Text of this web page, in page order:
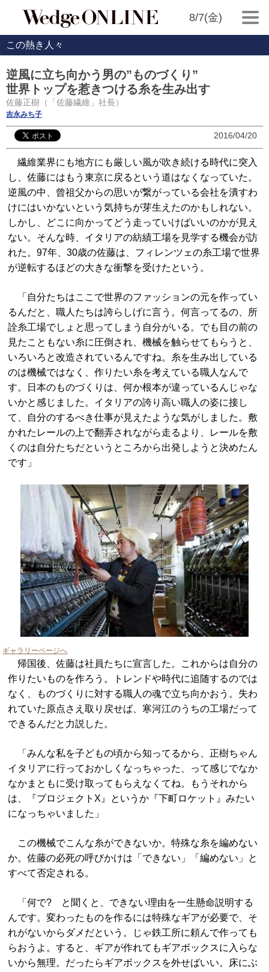
8/7(金)
この熱き人々
逆風に立ち向かう男の”ものづくり”
世界トップを惹きつける糸を生み出す
佐藤正樹（「佐藤繊維」社長）
吉永みち子
2016/04/20
繊維業界にも地方にも厳しい風が吹き続ける時代に突入
し、佐藤にはもう東京に戻るという道はなくなっていた。
逆風の中、曾祖父からの思いが繋がっている会社を潰すわ
けにはいかないという気持ちが芽生えたのかもしれない。
しかし、どこに向かってどう走っていけばいいのかが見え
ない。そんな時、イタリアの紡績工場を見学する機会が訪
れた。97年、30歳の佐藤は、フィレンツェの糸工場で世界
が逆転するほどの大きな衝撃を受けたという。
「自分たちはここで世界のファッションの元を作ってい
るんだと、職人たちは誇らしげに言う。何言ってるの、所
詮糸工場でしょと思ってしまう自分がいる。でも目の前の
見たこともない糸に圧倒され、機械を触らせてもらうと、
いろいろと改造されているんですね。糸を生み出している
のは機械ではなく、作りたい糸を考えている職人なんで
す。日本のものづくりは、何か根本が違っているんじゃな
いかと感じました。イタリアの誇り高い職人の姿に接し
て、自分のするべき仕事が見えたような気がしました。敷
かれたレールの上で翻弄されながら走るより、レールを敷
くのは自分たちだというところから出発しようと決めたん
です」
ギャラリーページへ
帰国後、佐藤は社員たちに宣言した。これからは自分の
作りたいものを作ろう。トレンドや時代に追随するのでは
なく、ものづくりに対する職人の魂で立ち向かおう。失わ
れていた原点さえ取り戻せば、寒河江のうちの工場だって
できるんだと力説した。
「みんな私を子どもの頃から知ってるから、正樹ちゃん
イタリアに行っておかしくなっちゃった、って感じでなか
なかまともに受け取ってもらえなくてね。もうそれから
は、『プロジェクトX』というか『下町ロケット』みたい
になっちゃいました」
この機械でこんな糸ができないか。特殊な糸を編めない
か。佐藤の必死の呼びかけは「できない」「編めない」と
すべて否定される。
「何で? と聞くと、できない理由を一生懸命説明する
んです。変わったものを作るには特殊なギアが必要で、そ
れがないからダメだという。じゃ鉄工所に頼んで作っても
らおうよ。すると、ギアが作れてもギアボックスに入らな
いから無理。だったらギアボックスを外せばいい。床にぶ